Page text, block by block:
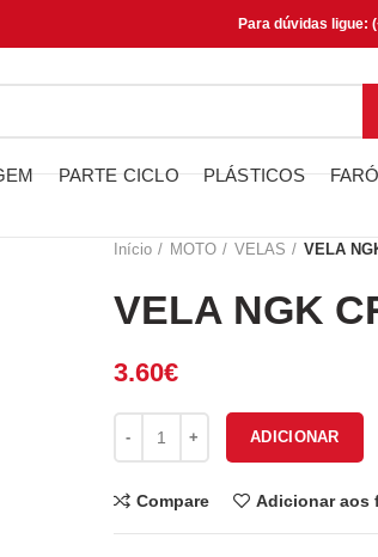
Para dúvidas ligue:
PARTE CICLO PLÁSTICOS
Início MOTO VELAS VELA
VELA NGK
3.60€
ADICIONAR
Compare Adicionar aos